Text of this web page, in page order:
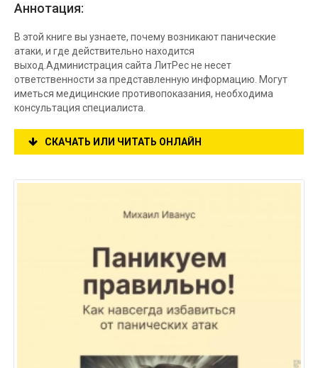
Аннотация:
В этой книге вы узнаете, почему возникают панические
атаки, и где действительно находится
выход.Администрация сайта ЛитРес не несет
ответственности за представленную информацию. Могут
иметься медицинские противопоказания, необходима
консультация специалиста.
СКАЧАТЬ ИЛИ ЧИТАТЬ ОНЛАЙН